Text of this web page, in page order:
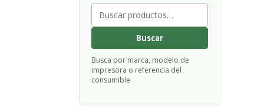
Buscar
por:
Buscar
Busca por marca, modelo de
impresora o referencia del
consumible